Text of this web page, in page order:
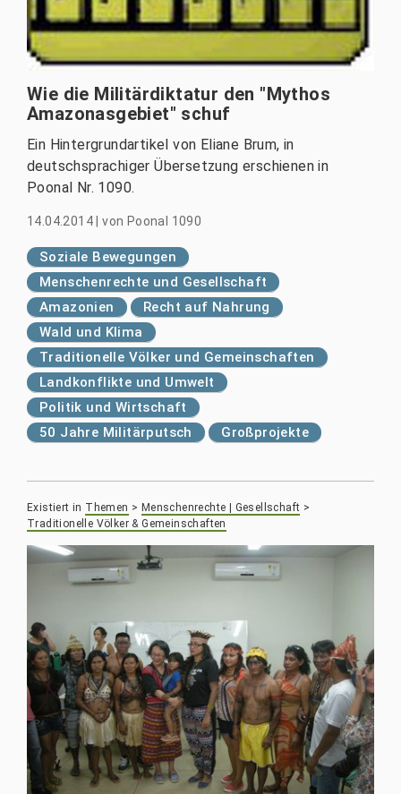
Wie die Militärdiktatur den "Mythos
Amazonasgebiet" schuf
Ein Hintergrundartikel von Eliane Brum, in
deutschsprachiger Übersetzung erschienen in
Poonal Nr. 1090.
14.04.2014 |von Poonal 1090
Soziale Bewegungen
Menschenrechte und Gesellschaft
Amazonien
Recht auf Nahrung
Wald und Klima
Traditionelle Völker und Gemeinschaften
Landkonflikte und Umwelt
Politik und Wirtschaft
50 Jahre Militärputsch
Großprojekte
Existiert in Themen > Menschenrechte | Gesellschaft >
Traditionelle Völker & Gemeinschaften